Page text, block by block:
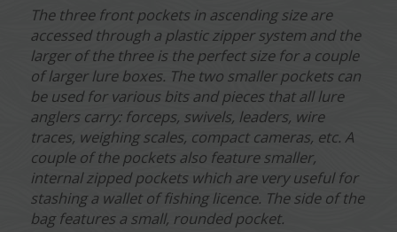
The three front pockets in ascending size are
accessed through a plastic zipper system and the
larger of the three is the perfect size for a couple
of larger lure boxes. The two smaller pockets can
be used for various bits and pieces that all lure
anglers carry: forceps, swivels, leaders, wire
traces, weighing scales, compact cameras, etc. A
couple of the pockets also feature smaller,
internal zipped pockets which are very useful for
stashing a wallet of fishing licence. The side of the
bag features a small, rounded pocket.